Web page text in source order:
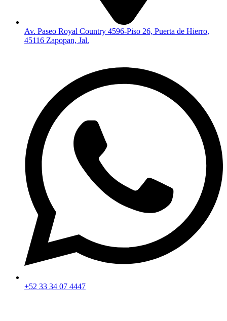
Av. Paseo Royal Country 4596-Piso 26, Puerta de Hierro,
45116 Zapopan, Jal.
+52 33 34 07 4447